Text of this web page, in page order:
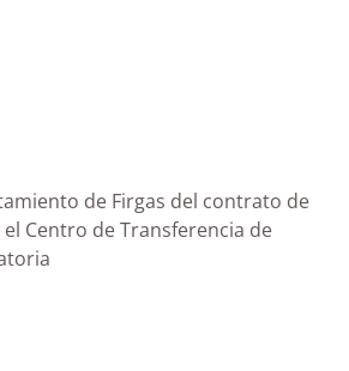
de Firgas del contrato de
Centro de Transferencia de